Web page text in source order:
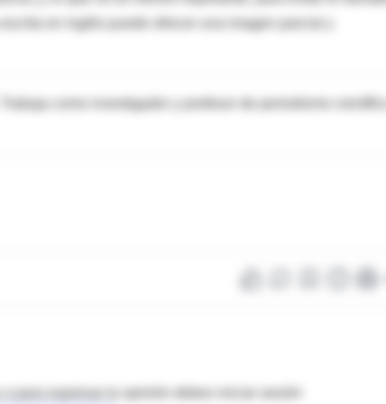
en inglés puede ofrecer una imagen parcial y
como investigador y profesor de periodismo
para expresar tu opinión debes iniciar sesión